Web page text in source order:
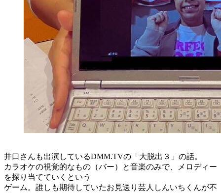
井口さんも出演しているDMM.TVの「大脱出３」の話。
カラオケの視覚的なもの（バー）と音楽のみで、メロディー
を探り当てていくという
ゲーム。誰しも期待していたお見送り芸人しんいちくんが不